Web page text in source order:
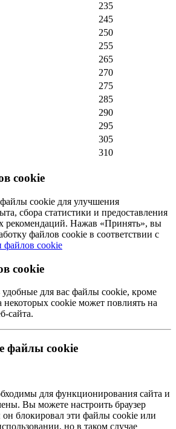
235
245
250
255
265
270
275
285
290
295
305
310
cookie
cookie для улучшения
сбора статистики и предоставления
рекомендаций. Нажав «Принять», вы
файлов cookie в соответствии с
файлов cookie
cookie
для вас файлы cookie, кроме
cookie может повлиять на
сайта.
файлы cookie
для функционирования сайта и
Вы можете настроить браузер
блокировал эти файлы cookie или
но в таком случае